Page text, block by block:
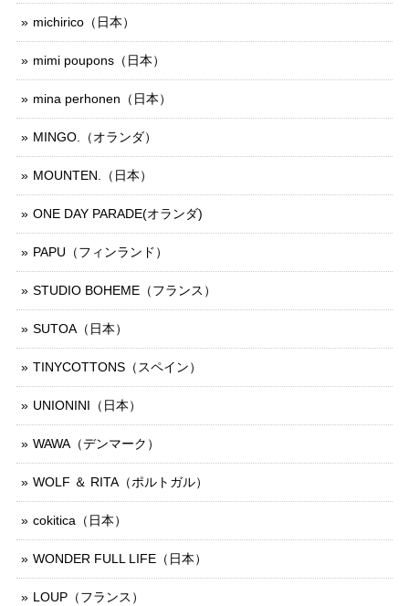
michirico（日本）
mimi poupons（日本）
mina perhonen（日本）
MINGO.（オランダ）
MOUNTEN.（日本）
ONE DAY PARADE(オランダ)
PAPU（フィンランド）
STUDIO BOHEME（フランス）
SUTOA（日本）
TINYCOTTONS（スペイン）
UNIONINI（日本）
WAWA（デンマーク）
WOLF ＆ RITA（ポルトガル）
cokitica（日本）
WONDER FULL LIFE（日本）
LOUP（フランス）